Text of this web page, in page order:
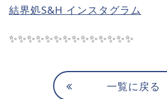
結界処S&H インスタグラム
✨✨✨✨✨✨✨✨✨✨✨✨✨✨
一覧に戻る